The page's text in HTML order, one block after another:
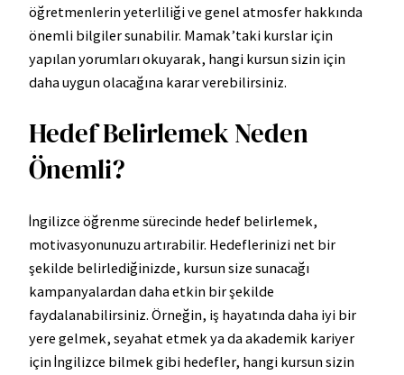
öğretmenlerin yeterliliği ve genel atmosfer hakkında
önemli bilgiler sunabilir. Mamak’taki kurslar için
yapılan yorumları okuyarak, hangi kursun sizin için
daha uygun olacağına karar verebilirsiniz.
Hedef Belirlemek Neden
Önemli?
İngilizce öğrenme sürecinde hedef belirlemek,
motivasyonunuzu artırabilir. Hedeflerinizi net bir
şekilde belirlediğinizde, kursun size sunacağı
kampanyalardan daha etkin bir şekilde
faydalanabilirsiniz. Örneğin, iş hayatında daha iyi bir
yere gelmek, seyahat etmek ya da akademik kariyer
için İngilizce bilmek gibi hedefler, hangi kursun sizin